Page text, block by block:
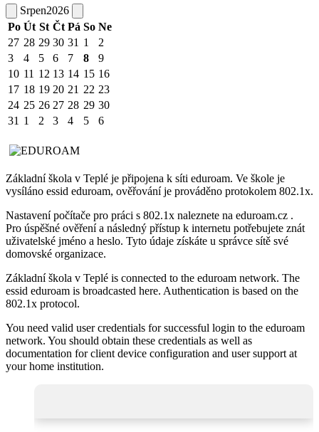
Srpen2026
Po Út St Čt Pá So Ne
27 28 29 30 31 1
2
3
4 5 6 7 8
9
10 11 12 13 14 15 16
17 18 19 20 21 22 23
24 25 26 27 28 29 30
31 1 2 3 4 5 6
Základní škola v Teplé je připojena k síti eduroam. Ve škole je
vysíláno essid eduroam, ověřování je prováděno protokolem 802.1x.
Nastavení počítače pro práci s 802.1x naleznete na eduroam.cz .
Pro úspěšné ověření a následný přístup k internetu potřebujete znát
uživatelské jméno a heslo. Tyto údaje získáte u správce sítě své
domovské organizace.
Základní škola v Teplé is connected to the eduroam network. The
essid eduroam is broadcasted here. Authentication is based on the
802.1x protocol.
You need valid user credentials for successful login to the eduroam
network. You should obtain these credentials as well as
documentation for client device configuration and user support at
your home institution.